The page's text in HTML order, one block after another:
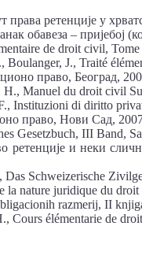
ретенције у
обавеза – пријебој
de droit civil,
J., Traité
право, Београд,
H., Manuel du droit civil
Instituzioni di diritto
право, Нови Сад,
Gesetzbuch, III Band,
ретенције и неки
Das Schweizerische
la nature juridique du
razmerij, II
Cours élémentarie de